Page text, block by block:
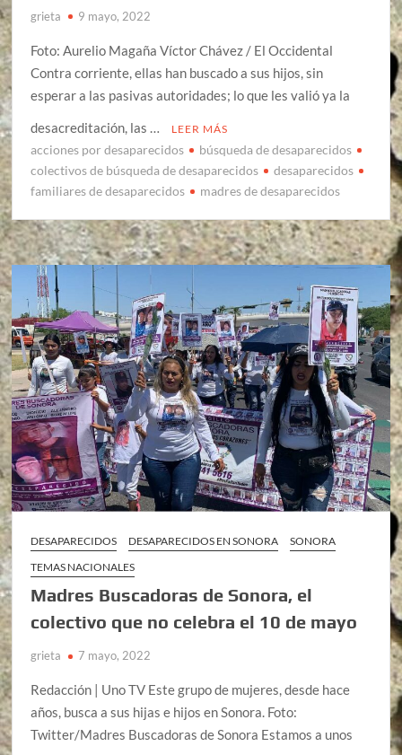
grieta 9 mayo, 2022
Foto: Aurelio Magaña Víctor Chávez / El Occidental
Contra corriente, ellas han buscado a sus hijos, sin
esperar a las pasivas autoridades; lo que les valió ya la
desacreditación, las …
LEER MÁS
acciones por desaparecidos
búsqueda de desaparecidos
colectivos de búsqueda de desaparecidos
desaparecidos
familiares de desaparecidos
madres de desaparecidos
DESAPARECIDOS DESAPARECIDOS EN SONORA
SONORA
TEMAS NACIONALES
Madres Buscadoras de Sonora, el
colectivo que no celebra el 10 de mayo
grieta 7 mayo, 2022
Redacción | Uno TV Este grupo de mujeres, desde hace
años, busca a sus hijas e hijos en Sonora. Foto:
Twitter/Madres Buscadoras de Sonora Estamos a unos